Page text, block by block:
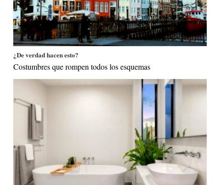
¿De verdad hacen esto?
Costumbres que rompen todos los esquemas